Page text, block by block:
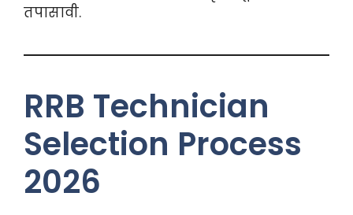
तपासावी.
RRB Technician
Selection Process
2026